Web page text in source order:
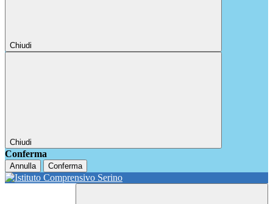
Chiudi
Chiudi
Conferma
Annulla Conferma